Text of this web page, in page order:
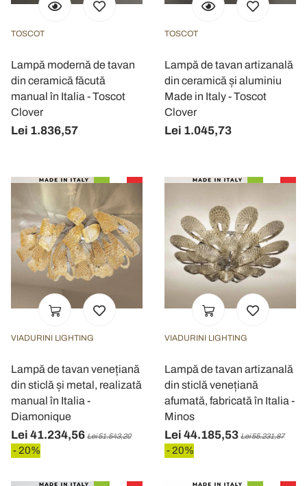
TOSCOT
Lampă modernă de tavan
din ceramică făcută
manual în Italia - Toscot
Clover
Lei 1.836,57
TOSCOT
Lampă de tavan artizanală
din ceramică și aluminiu
Made in Italy - Toscot
Clover
Lei 1.045,73
VIADURINI LIGHTING
Lampă de tavan venețiană
din sticlă și metal, realizată
manual în Italia -
Diamonique
Lei 41.234,56 Lei 51.543,20
- 20%
VIADURINI LIGHTING
Lampă de tavan artizanală
din sticlă venețiană
afumată, fabricată în Italia -
Minos
Lei 44.185,53 Lei 55.231,87
- 20%